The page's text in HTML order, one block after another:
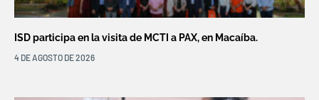
ISD participa en la visita de MCTI a PAX, en Macaíba.
4 DE AGOSTO DE 2026